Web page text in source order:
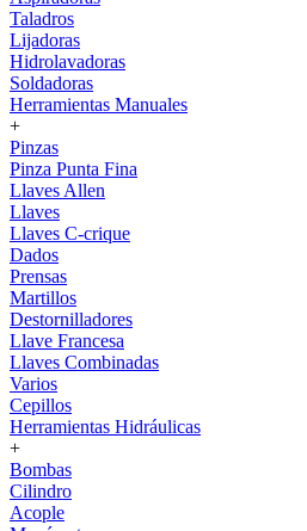
Taladros
Lijadoras
Hidrolavadoras
Soldadoras
Herramientas Manuales
+
Pinzas
Pinza Punta Fina
Llaves Allen
Llaves
Llaves C-crique
Dados
Prensas
Martillos
Destornilladores
Llave Francesa
Llaves Combinadas
Varios
Cepillos
Herramientas Hidráulicas
+
Bombas
Cilindro
Acople